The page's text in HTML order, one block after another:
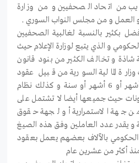
من اتحاد الصحفيين و من وزارة
و العمل و من مجلس النواب السوري .
بكثير بالنسبة لغالبية الصحفيين
و الذي يتبع لوزارة الإعلام حيث
شاذة و تخالف الكثير من بنود قانون
المالية السورية من قبيل عقود
العمل المؤقتة ل 3 أشهر أو 6 أشهر أو سنة و كذلك نظام
حيث جميعها أيضا لا تشتمل على
جهة الاستمرارية أو لجهة حقوق
و يقدر عدد العاملين وفق هذه الصيغ
الحكومي بالآلاف بعضهم يعمل بعقود
أكثر من عشرين عام